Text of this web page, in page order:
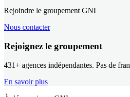
Rejoindre le groupement GNI
Nous contacter
Rejoignez le groupement
431+ agences indépendantes. Pas de
En savoir plus